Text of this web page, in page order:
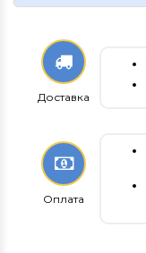
Доставка
Оплата